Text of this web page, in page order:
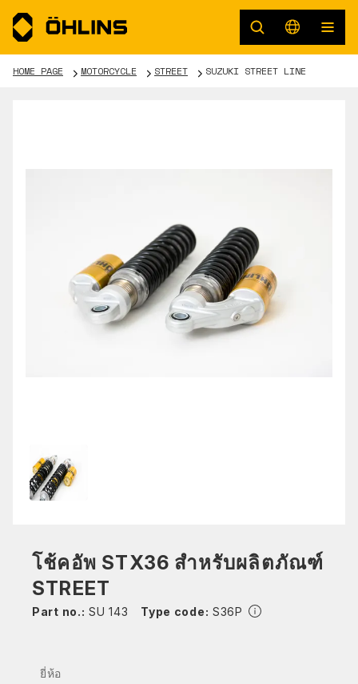
HOME PAGE MOTORCYCLE STREET SUZUKI STREET LINE
โช้คอัพ STX36 สำหรับผลิตภัณฑ์
STREET
Part no.: SU 143 Type code: S36P
ยี่ห้อ